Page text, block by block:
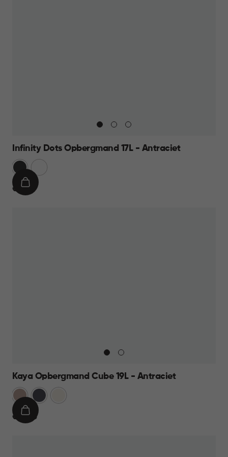
Infinity Dots Opbergmand 17L - Antraciet
Donkergrijs
€
€ 9,95
IN
Kaya Opbergmand Cube 19L - Antraciet
Warm
Taupe
Antraciet
€
€ 12,95
IN